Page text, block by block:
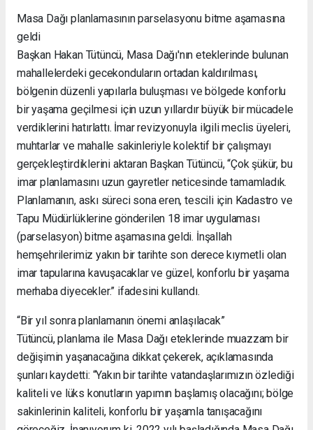
Masa Dağı planlamasının parselasyonu bitme aşamasına
geldi
Başkan Hakan Tütüncü, Masa Dağı'nın eteklerinde bulunan
mahallelerdeki gecekonduların ortadan kaldırılması,
bölgenin düzenli yapılarla buluşması ve bölgede konforlu
bir yaşama geçilmesi için uzun yıllardır büyük bir mücadele
verdiklerini hatırlattı. İmar revizyonuyla ilgili meclis üyeleri,
muhtarlar ve mahalle sakinleriyle kolektif bir çalışmayı
gerçekleştirdiklerini aktaran Başkan Tütüncü, “Çok şükür, bu
imar planlamasını uzun gayretler neticesinde tamamladık.
Planlamanın, askı süreci sona eren, tescili için Kadastro ve
Tapu Müdürlüklerine gönderilen 18 imar uygulaması
(parselasyon) bitme aşamasına geldi. İnşallah
hemşehrilerimiz yakın bir tarihte son derece kıymetli olan
imar tapularına kavuşacaklar ve güzel, konforlu bir yaşama
merhaba diyecekler.” ifadesini kullandı.
“Bir yıl sonra planlamanın önemi anlaşılacak”
Tütüncü, planlama ile Masa Dağı eteklerinde muazzam bir
değişimin yaşanacağına dikkat çekerek, açıklamasında
şunları kaydetti: “Yakın bir tarihte vatandaşlarımızın özlediği
kaliteli ve lüks konutların yapımın başlamış olacağını; bölge
sakinlerinin kaliteli, konforlu bir yaşamla tanışacağını